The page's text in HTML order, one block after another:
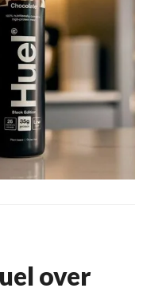
over